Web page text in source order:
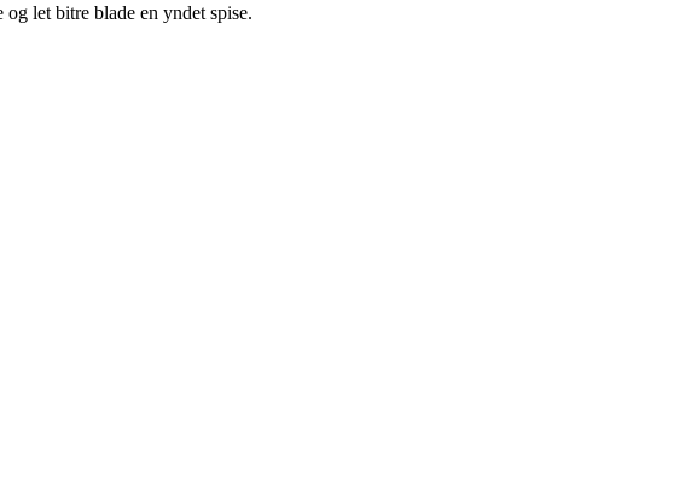
let bitre blade en yndet spise.